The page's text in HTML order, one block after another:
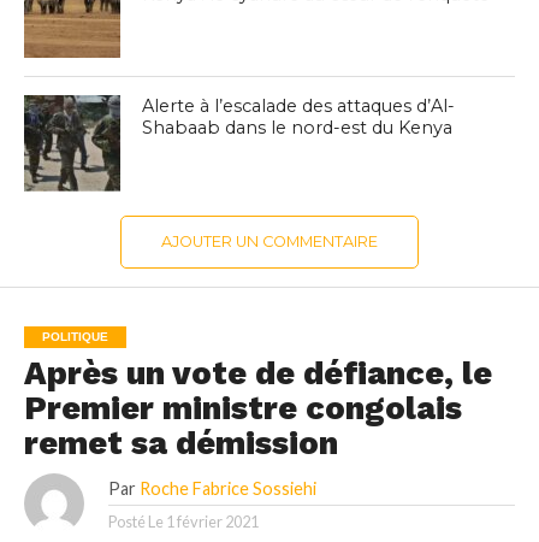
Alerte à l’escalade des attaques d’Al-
Shabaab dans le nord-est du Kenya
AJOUTER UN COMMENTAIRE
POLITIQUE
Après un vote de défiance, le
Premier ministre congolais
remet sa démission
Par Roche Fabrice Sossiehi
Posté Le 1 février 2021